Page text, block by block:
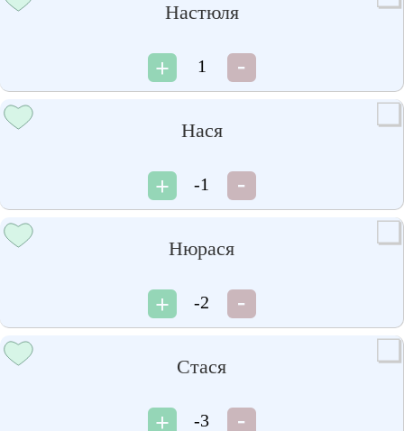
Настюля
1
Нася
-1
Нюрася
-2
Стася
-3